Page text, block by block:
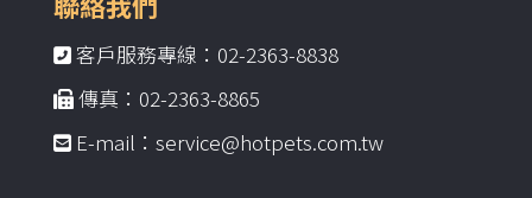
客戶服務專線：02-2363-8838
傳真：02-2363-8865
E-mail：service@hotpets.com.tw